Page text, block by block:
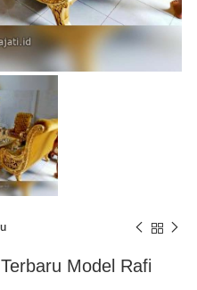
Model Rafi